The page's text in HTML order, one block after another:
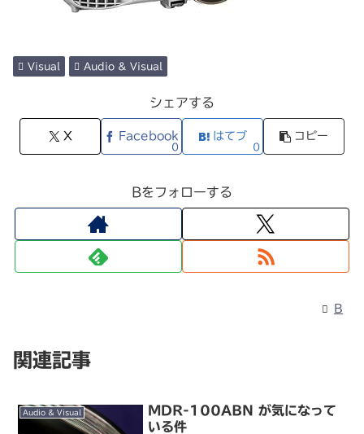
Visual Audio & Visual
シェアする
X Facebook
0
はてブ
0
コピー
Bをフォローする
B
関連記事
Audio & Visual
MDR-100ABN が気になって
いる件